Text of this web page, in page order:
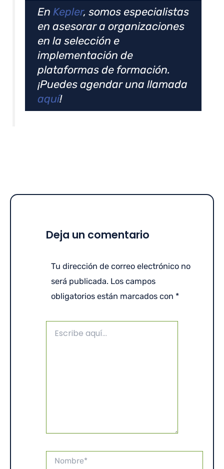
En Kepler, somos especialistas
en asesorar a organizaciones
en la selección e
implementación de
plataformas de formación.
¡Puedes agendar una llamada
aquí!
Deja un comentario
Tu dirección de correo electrónico no
será publicada. Los campos
obligatorios están marcados con *
aquí...